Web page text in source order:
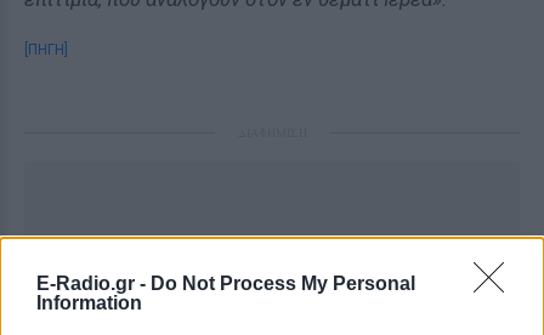
E-Radio.gr - Do Not Process My Personal
Information
[ΠΗΓΗ]